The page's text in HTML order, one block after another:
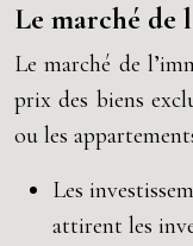
Le marché de
Le marché de
prix des biens
ou les
Les
attirent les